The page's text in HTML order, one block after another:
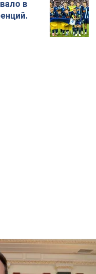
FREYJA,
аграриев.
к совместному